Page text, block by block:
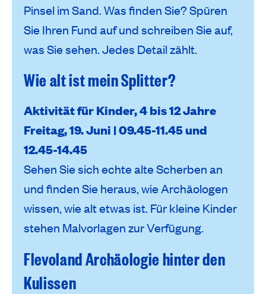
Pinsel im Sand. Was finden Sie? Spüren
Sie Ihren Fund auf und schreiben Sie auf,
was Sie sehen. Jedes Detail zählt.
Wie alt ist mein Splitter?
Aktivität für Kinder, 4 bis 12 Jahre
Freitag, 19. Juni | 09.45-11.45 und
12.45-14.45
Sehen Sie sich echte alte Scherben an
und finden Sie heraus, wie Archäologen
wissen, wie alt etwas ist. Für kleine Kinder
stehen Malvorlagen zur Verfügung.
Flevoland Archäologie hinter den
Kulissen